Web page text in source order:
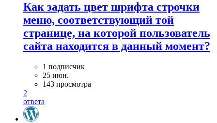
Как задать цвет шрифта строчки
меню, соответствующий той
странице, на которой пользователь
сайта находится в данный момент?
1 подписчик
25 июн.
143 просмотра
2
ответа